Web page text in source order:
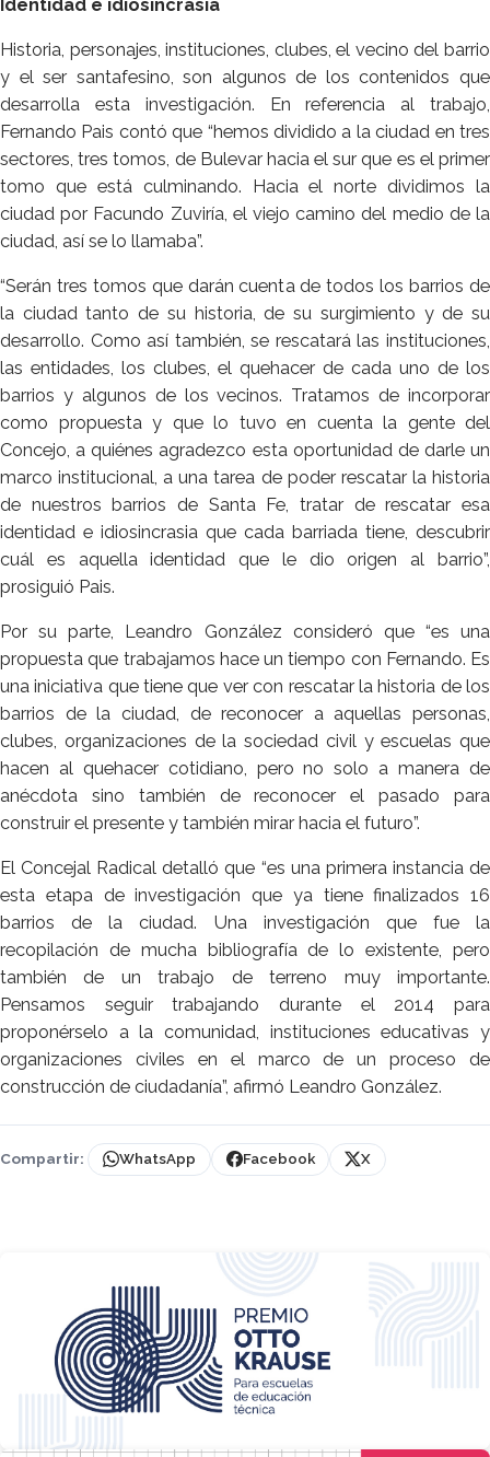
Identidad e idiosincrasia
Historia, personajes, instituciones, clubes, el vecino del barrio
y el ser santafesino, son algunos de los contenidos que
desarrolla esta investigación. En referencia al trabajo,
Fernando Pais contó que “hemos dividido a la ciudad en tres
sectores, tres tomos, de Bulevar hacia el sur que es el primer
tomo que está culminando. Hacia el norte dividimos la
ciudad por Facundo Zuviría, el viejo camino del medio de la
ciudad, así se lo llamaba”.
“Serán tres tomos que darán cuenta de todos los barrios de
la ciudad tanto de su historia, de su surgimiento y de su
desarrollo. Como así también, se rescatará las instituciones,
las entidades, los clubes, el quehacer de cada uno de los
barrios y algunos de los vecinos. Tratamos de incorporar
como propuesta y que lo tuvo en cuenta la gente del
Concejo, a quiénes agradezco esta oportunidad de darle un
marco institucional, a una tarea de poder rescatar la historia
de nuestros barrios de Santa Fe, tratar de rescatar esa
identidad e idiosincrasia que cada barriada tiene, descubrir
cuál es aquella identidad que le dio origen al barrio”,
prosiguió Pais.
Por su parte, Leandro González consideró que “es una
propuesta que trabajamos hace un tiempo con Fernando. Es
una iniciativa que tiene que ver con rescatar la historia de los
barrios de la ciudad, de reconocer a aquellas personas,
clubes, organizaciones de la sociedad civil y escuelas que
hacen al quehacer cotidiano, pero no solo a manera de
anécdota sino también de reconocer el pasado para
construir el presente y también mirar hacia el futuro”.
El Concejal Radical detalló que “es una primera instancia de
esta etapa de investigación que ya tiene finalizados 16
barrios de la ciudad. Una investigación que fue la
recopilación de mucha bibliografía de lo existente, pero
también de un trabajo de terreno muy importante.
Pensamos seguir trabajando durante el 2014 para
proponérselo a la comunidad, instituciones educativas y
organizaciones civiles en el marco de un proceso de
construcción de ciudadanía”, afirmó Leandro González.
Compartir: WhatsApp Facebook X